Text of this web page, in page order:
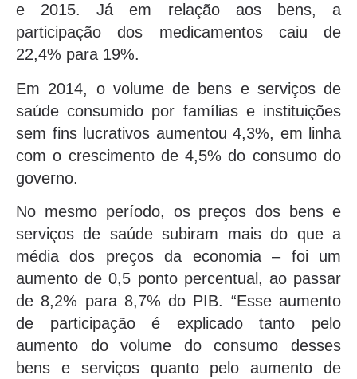
e 2015. Já em relação aos bens, a
participação dos medicamentos caiu de
22,4% para 19%.
Em 2014, o volume de bens e serviços de
saúde consumido por famílias e instituições
sem fins lucrativos aumentou 4,3%, em linha
com o crescimento de 4,5% do consumo do
governo.
No mesmo período, os preços dos bens e
serviços de saúde subiram mais do que a
média dos preços da economia – foi um
aumento de 0,5 ponto percentual, ao passar
de 8,2% para 8,7% do PIB. “Esse aumento
de participação é explicado tanto pelo
aumento do volume do consumo desses
bens e serviços quanto pelo aumento de